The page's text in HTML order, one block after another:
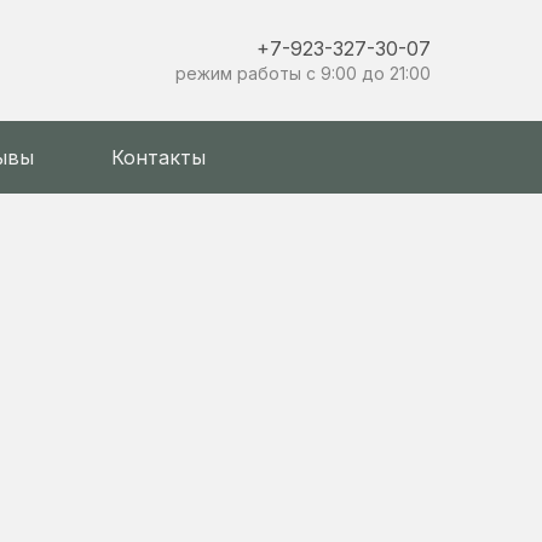
режим работы с 9:00 до 21:00
+7-923-327-30-07
Контакты